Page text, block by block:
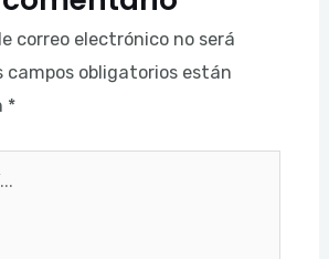
correo electrónico no será
campos obligatorios están
*